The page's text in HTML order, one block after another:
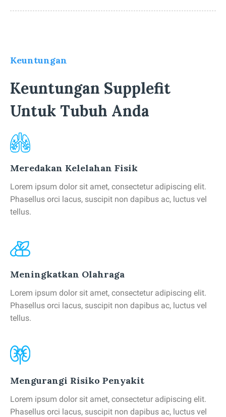
Keuntungan
Keuntungan Supplefit
Untuk Tubuh Anda
Meredakan Kelelahan Fisik
Lorem ipsum dolor sit amet, consectetur adipiscing elit.
Phasellus orci lacus, suscipit non dapibus ac, luctus vel
tellus.
Meningkatkan Olahraga
Lorem ipsum dolor sit amet, consectetur adipiscing elit.
Phasellus orci lacus, suscipit non dapibus ac, luctus vel
tellus.
Mengurangi Risiko Penyakit
Lorem ipsum dolor sit amet, consectetur adipiscing elit.
Phasellus orci lacus, suscipit non dapibus ac, luctus vel